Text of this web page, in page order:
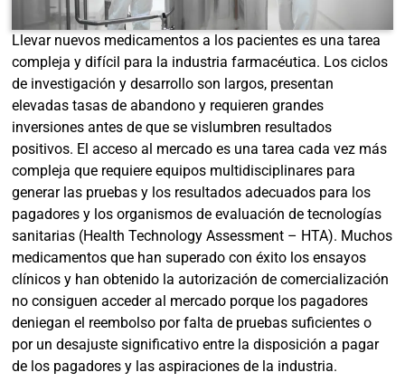
Llevar nuevos medicamentos a los pacientes es una tarea
compleja y difícil para la industria farmacéutica. Los ciclos
de investigación y desarrollo son largos, presentan
elevadas tasas de abandono y requieren grandes
inversiones antes de que se vislumbren resultados
positivos. El acceso al mercado es una tarea cada vez más
compleja que requiere equipos multidisciplinares para
generar las pruebas y los resultados adecuados para los
pagadores y los organismos de evaluación de tecnologías
sanitarias (Health Technology Assessment – HTA). Muchos
medicamentos que han superado con éxito los ensayos
clínicos y han obtenido la autorización de comercialización
no consiguen acceder al mercado porque los pagadores
deniegan el reembolso por falta de pruebas suficientes o
por un desajuste significativo entre la disposición a pagar
de los pagadores y las aspiraciones de la industria.